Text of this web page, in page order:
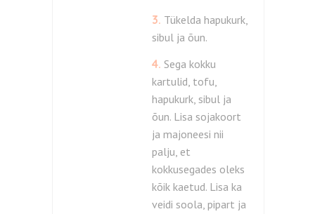
3. Tükelda hapukurk,
sibul ja õun.
4. Sega kokku
kartulid, tofu,
hapukurk, sibul ja
õun. Lisa sojakoort
ja majoneesi nii
palju, et
kokkusegades oleks
kõik kaetud. Lisa ka
veidi soola, pipart ja